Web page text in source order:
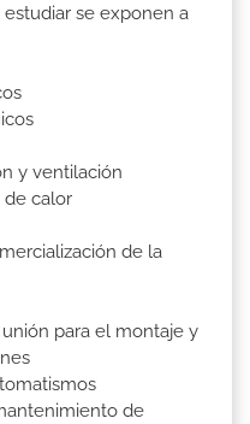
se exponen a
y ventilación
calor
de la
para el montaje y
de